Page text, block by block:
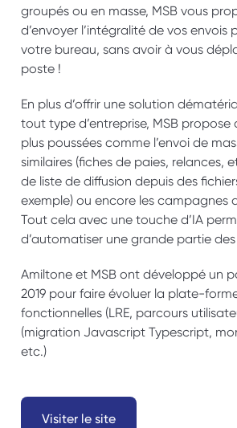
groupés ou en masse, MSB vous
d’envoyer l’intégralité de vos envois
votre bureau, sans avoir à vous
poste !
En plus d’offrir une solution
tout type d’entreprise, MSB
plus poussées comme l’envoi de
similaires (fiches de paies, relances,
de liste de diffusion depuis des
exemple) ou encore les campagnes
Tout cela avec une touche d’IA
d’automatiser une grande partie des
Amiltone et MSB ont développé un
2019 pour faire évoluer la plate-
fonctionnelles (LRE, parcours
(migration Javascript Typescript,
etc.)
Visiter le site